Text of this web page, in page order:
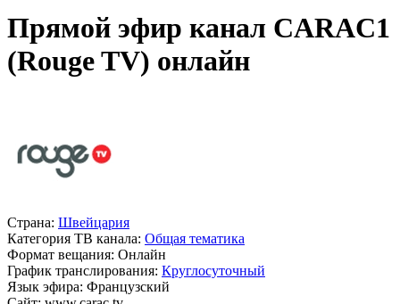
Прямой эфир канал CARAC1
(Rouge TV) онлайн
Страна: Швейцария
Категория ТВ канала: Общая тематика
Формат вещания: Онлайн
График транслирования: Круглосуточный
Язык эфира: Французский